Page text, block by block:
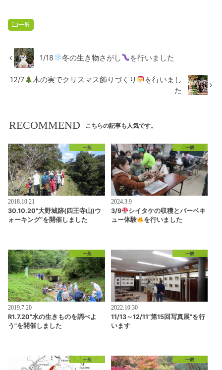
一般
1/18 冬の生き物さがし を行いました
12/7 木の実でクリスマス飾りづくり
を行いまし
た
RECOMMEND こちらの記事も人気です。
一般
2018.10.21
30.10.20”大野城跡(四王寺山)ウ
ォーキング”を開催しました
一般
2024.3.9
3/9
シイタケの収穫とバーベキ
ュー体験
を行いました
一般
2019.7.20
R1.7.20”水の生きものを調べよ
う"を開催しました
一般
2022.10.30
11/13～12/11”第15回写真展”を行
います
一般 一般